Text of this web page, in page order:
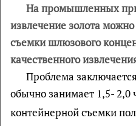
На промышленных
извлечение золота
съемки шлюзового
качественного
Проблема
обычно занимает 1,5- 2,0
контейнерной съемки